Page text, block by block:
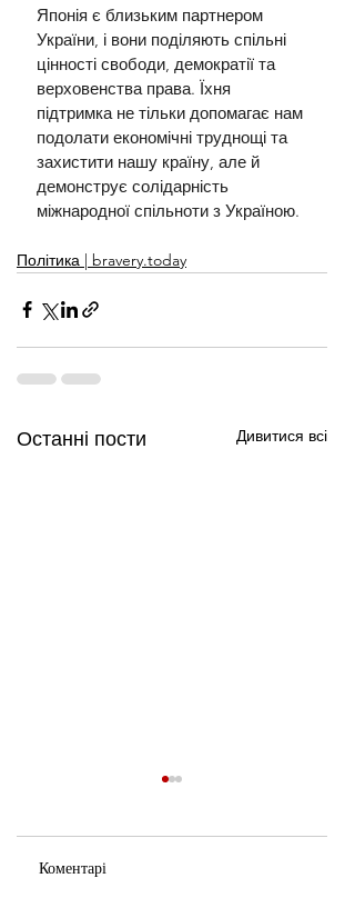
Японія є близьким партнером
України, і вони поділяють спільні
цінності свободи, демократії та
верховенства права. Їхня
підтримка не тільки допомагає нам
подолати економічні труднощі та
захистити нашу країну, але й
демонструє солідарність
міжнародної спільноти з Україною.
Політика | bravery.today
Останні пости Дивитися всі
Коментарі